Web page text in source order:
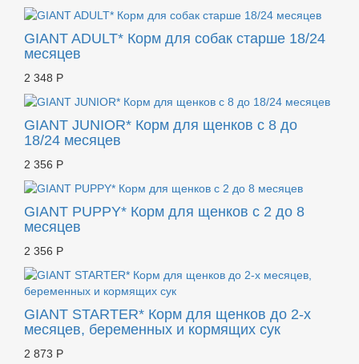
GIANT ADULT* Корм для собак старше 18/24
месяцев
2 348 Р
GIANT JUNIOR* Корм для щенков с 8 до
18/24 месяцев
2 356 Р
GIANT PUPPY* Корм для щенков с 2 до 8
месяцев
2 356 Р
GIANT STARTER* Корм для щенков до 2-х
месяцев, беременных и кормящих сук
2 873 Р